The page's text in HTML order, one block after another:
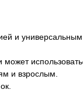
и
и взрослым.